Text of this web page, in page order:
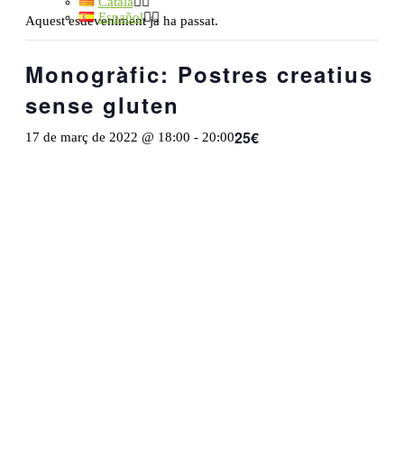
Español
Aquest esdeveniment ja ha passat.
Monogràfic: Postres creatius
sense gluten
17 de març de 2022 @ 18:00 - 20:0025€